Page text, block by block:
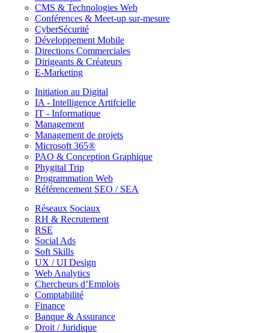
CMS & Technologies Web
Conférences & Meet-up sur-mesure
CyberSécurité
Développement Mobile
Directions Commerciales
Dirigeants & Créateurs
E-Marketing
Initiation au Digital
IA - Intelligence Artifcielle
IT - Informatique
Management
Management de projets
Microsoft 365®
PAO & Conception Graphique
Phygital Trip
Programmation Web
Référencement SEO / SEA
Réseaux Sociaux
RH & Recrutement
RSE
Social Ads
Soft Skills
UX / UI Design
Web Analytics
Chercheurs d’Emplois
Comptabilité
Finance
Banque & Assurance
Droit / Juridique